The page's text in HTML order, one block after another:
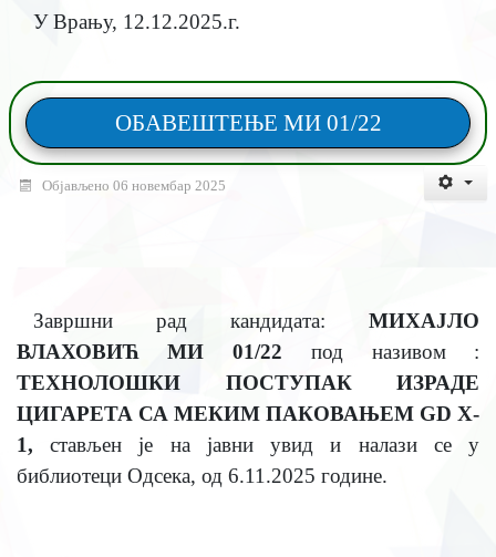
У Врању, 12.12.2025.г.
ОБАВЕШТЕЊЕ МИ 01/22
Објављено 06 новембар 2025
Завршни рад кандидата:МИХАЈЛО
ВЛАХОВИЋ МИ 01/22
под називом :
ТЕХНОЛОШКИ ПОСТУПАК ИЗРАДЕ
ЦИГАРЕТА СА МЕКИМ ПАКОВАЊЕМ GD X-
1, стављен је на јавни увид и налази се у
библиотеци Одсека, од 6.11.2025 године.